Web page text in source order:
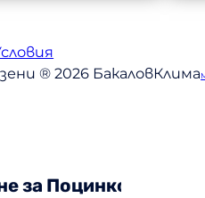
® 2026 БакаловКлима
за Поцинковани